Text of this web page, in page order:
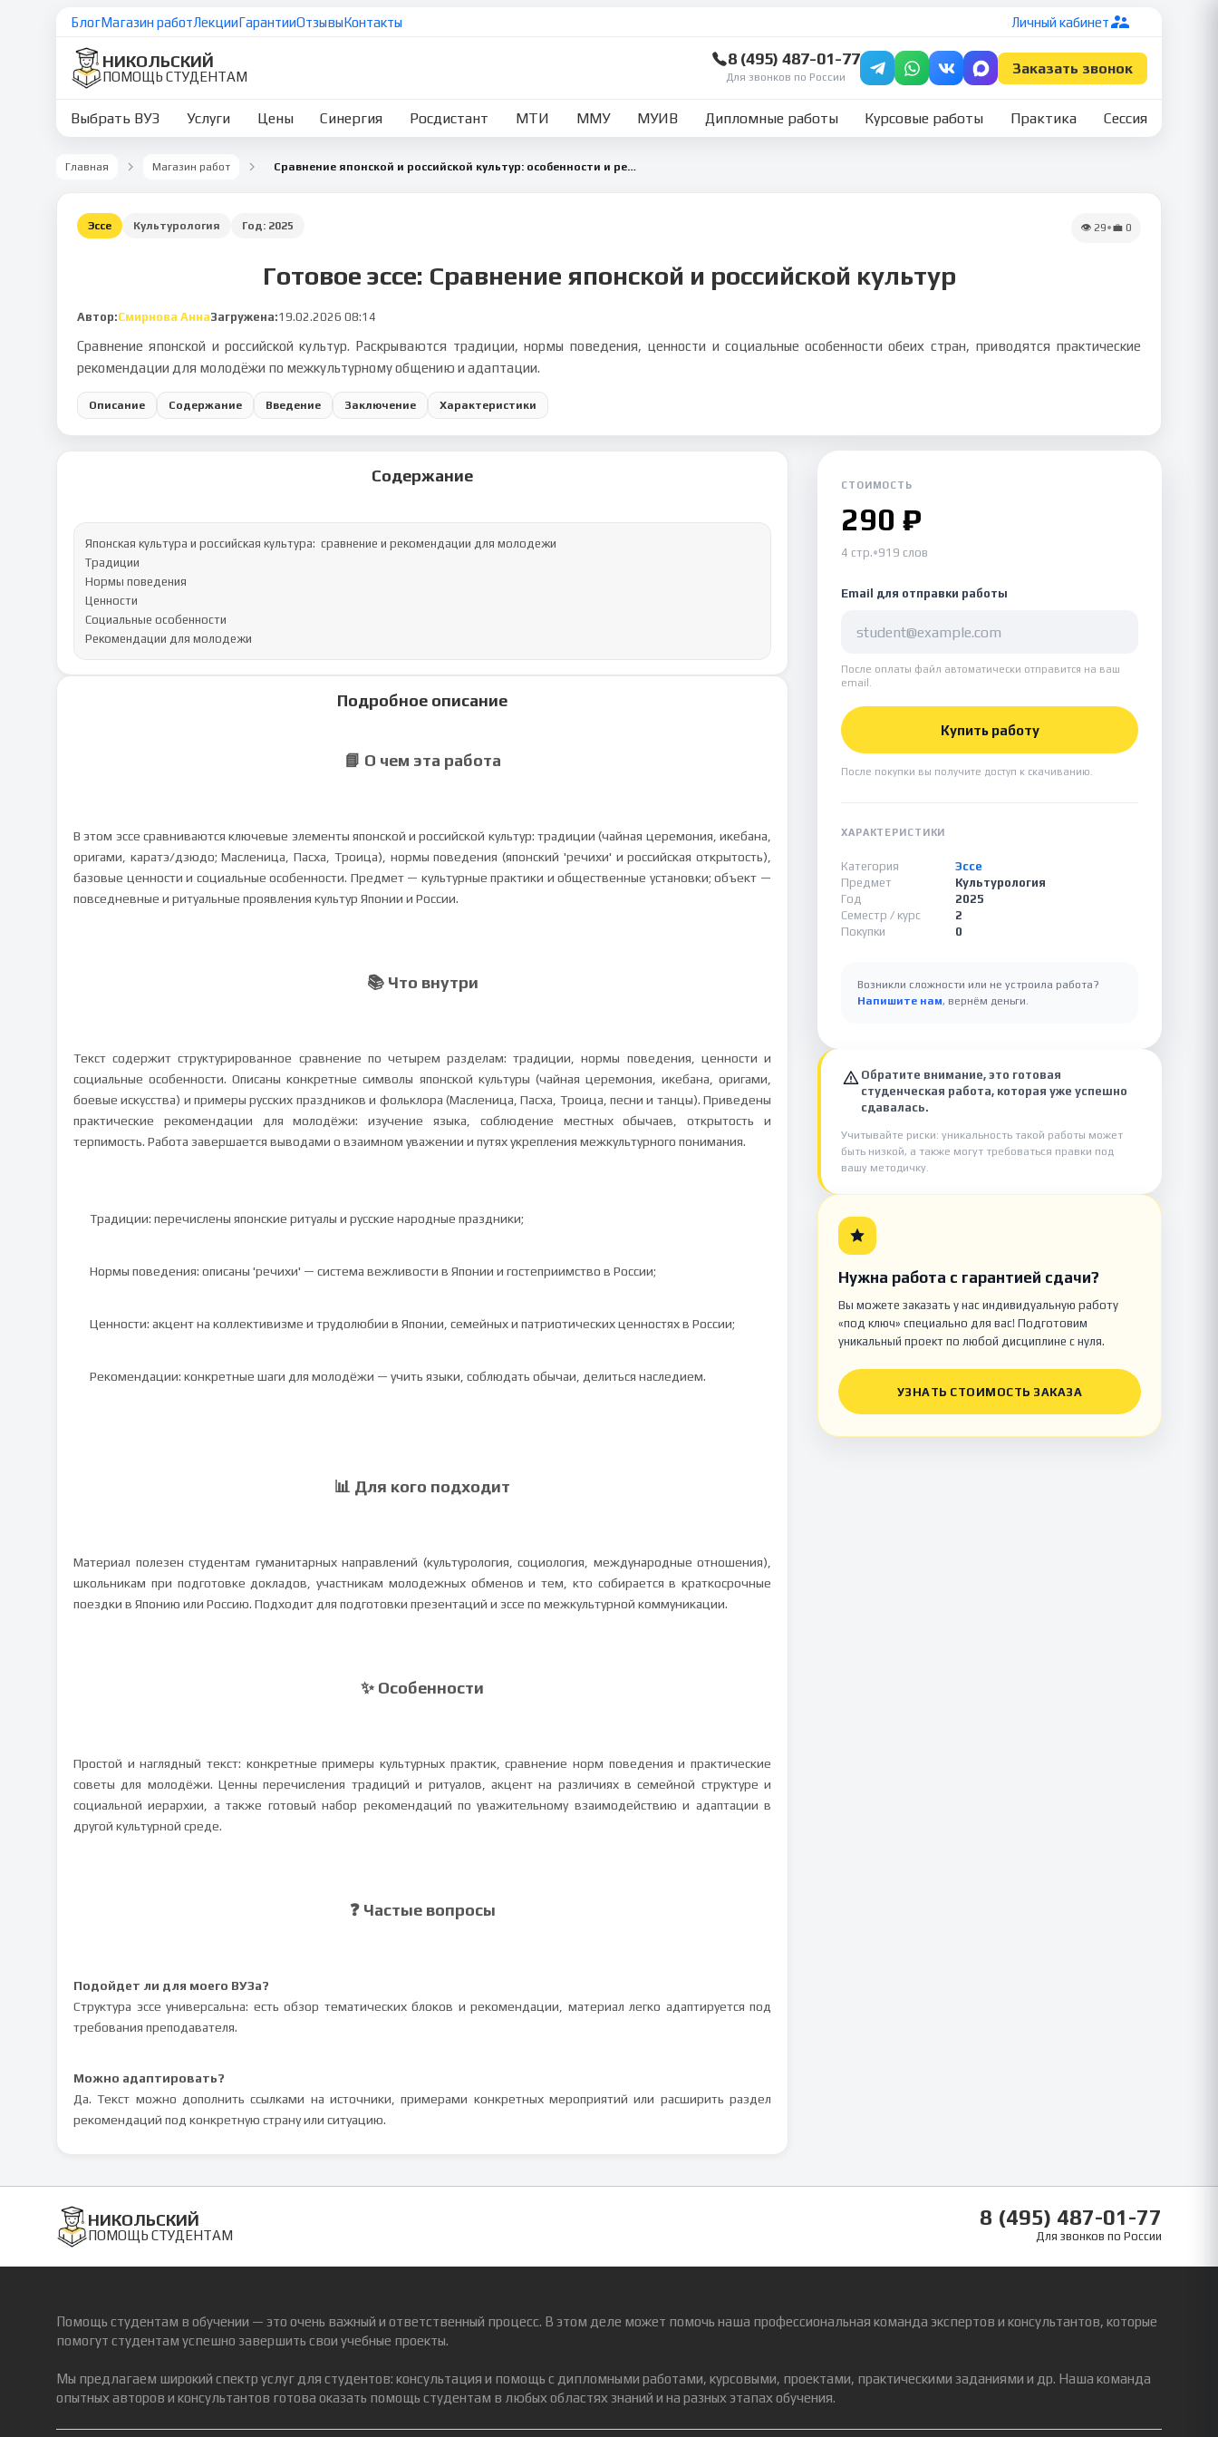
БлогМагазин работЛекцииГарантииОтзывыКонтакты Личный кабинет
НИКОЛЬСКИЙ
ПОМОЩЬ СТУДЕНТАМ
8 (495) 487-01-77
Для звонков по России
Заказать звонок
Выбрать ВУЗ Услуги Цены Синергия Росдистант МТИ ММУ МУИВ Дипломные работы Курсовые работы Практика Сессия
Главная Магазин работ Сравнение японской и российской культур: особенности и рекомендации для молодёжи
Эссе Культурология Год: 2025 👁 29•💼 0
Готовое эссе: Сравнение японской и российской культур
Автор:Смирнова АннаЗагружена:19.02.2026 08:14
Сравнение японской и российской культур. Раскрываются традиции, нормы поведения, ценности и социальные особенности обеих стран, приводятся практические
рекомендации для молодёжи по межкультурному общению и адаптации.
Описание Содержание Введение Заключение Характеристики
Содержание
Японская культура и российская культура:  сравнение и рекомендации для молодежи
Традиции
Нормы поведения
Ценности
Социальные особенности
Рекомендации для молодежи
Подробное описание
📘 О чем эта работа
В этом эссе сравниваются ключевые элементы японской и российской культур: традиции (чайная церемония, икебана,
оригами, каратэ/дзюдо; Масленица, Пасха, Троица), нормы поведения (японский 'речихи' и российская открытость),
базовые ценности и социальные особенности. Предмет — культурные практики и общественные установки; объект —
повседневные и ритуальные проявления культур Японии и России.
📚 Что внутри
Текст содержит структурированное сравнение по четырем разделам: традиции, нормы поведения, ценности и
социальные особенности. Описаны конкретные символы японской культуры (чайная церемония, икебана, оригами,
боевые искусства) и примеры русских праздников и фольклора (Масленица, Пасха, Троица, песни и танцы). Приведены
практические рекомендации для молодёжи: изучение языка, соблюдение местных обычаев, открытость и
терпимость. Работа завершается выводами о взаимном уважении и путях укрепления межкультурного понимания.
Традиции: перечислены японские ритуалы и русские народные праздники;
Нормы поведения: описаны 'речихи' — система вежливости в Японии и гостеприимство в России;
Ценности: акцент на коллективизме и трудолюбии в Японии, семейных и патриотических ценностях в России;
Рекомендации: конкретные шаги для молодёжи — учить языки, соблюдать обычаи, делиться наследием.
📊 Для кого подходит
Материал полезен студентам гуманитарных направлений (культурология, социология, международные отношения),
школьникам при подготовке докладов, участникам молодежных обменов и тем, кто собирается в краткосрочные
поездки в Японию или Россию. Подходит для подготовки презентаций и эссе по межкультурной коммуникации.
✨ Особенности
Простой и наглядный текст: конкретные примеры культурных практик, сравнение норм поведения и практические
советы для молодёжи. Ценны перечисления традиций и ритуалов, акцент на различиях в семейной структуре и
социальной иерархии, а также готовый набор рекомендаций по уважительному взаимодействию и адаптации в
другой культурной среде.
❓ Частые вопросы
Подойдет ли для моего ВУЗа?
Структура эссе универсальна: есть обзор тематических блоков и рекомендации, материал легко адаптируется под
требования преподавателя.
Можно адаптировать?
Да. Текст можно дополнить ссылками на источники, примерами конкретных мероприятий или расширить раздел
рекомендаций под конкретную страну или ситуацию.
СТОИМОСТЬ
290 ₽
4 стр.•919 слов
Email для отправки работы
После оплаты файл автоматически отправится на ваш
email.
Купить работу
После покупки вы получите доступ к скачиванию.
ХАРАКТЕРИСТИКИ
Категория
Эссе
Предмет
Культурология
Год
2025
Семестр / курс
2
Покупки
0
Возникли сложности или не устроила работа?
Напишите нам, вернём деньги.
Обратите внимание, это готовая
студенческая работа, которая уже успешно
сдавалась.
Учитывайте риски: уникальность такой работы может
быть низкой, а также могут требоваться правки под
вашу методичку.
Нужна работа с гарантией сдачи?
Вы можете заказать у нас индивидуальную работу
«под ключ» специально для вас! Подготовим
уникальный проект по любой дисциплине с нуля.
УЗНАТЬ СТОИМОСТЬ ЗАКАЗА
НИКОЛЬСКИЙ
ПОМОЩЬ СТУДЕНТАМ
8 (495) 487-01-77
Для звонков по России
Помощь студентам в обучении — это очень важный и ответственный процесс. В этом деле может помочь наша профессиональная команда экспертов и консультантов, которые
помогут студентам успешно завершить свои учебные проекты.
Мы предлагаем широкий спектр услуг для студентов: консультация и помощь с дипломными работами, курсовыми, проектами, практическими заданиями и др. Наша команда
опытных авторов и консультантов готова оказать помощь студентам в любых областях знаний и на разных этапах обучения.